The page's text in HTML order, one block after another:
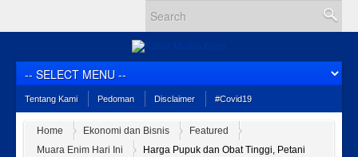
Tentang Kami Pedoman Disclaimer #Covid19
Home Ekonomi dan Bisnis
Featured
Muara Enim Hari Ini
Harga Pupuk dan Obat Tinggi, Petani